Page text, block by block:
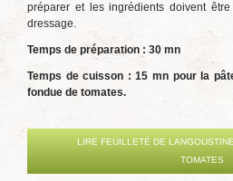
préparer et les ingrédients doivent
dressage.
Temps de préparation : 30 mn
Temps de cuisson : 15 mn pour la
fondue de tomates.
LIRE FEUILLETÉ DE
TOMATES